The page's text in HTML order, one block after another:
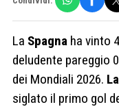
La Spagna ha vinto
deludente pareggio
dei Mondiali 2026.
siglato il primo gol